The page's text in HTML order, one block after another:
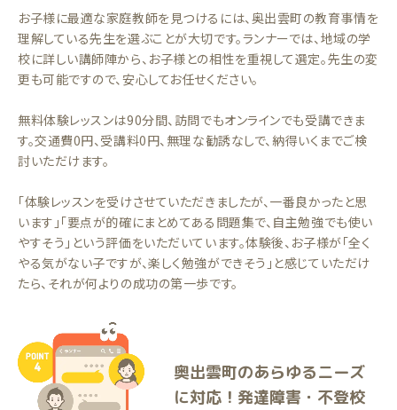
お子様に最適な家庭教師を見つけるには、奥出雲町の教育事情を
理解している先生を選ぶことが大切です。ランナーでは、地域の学
校に詳しい講師陣から、お子様との相性を重視して選定。先生の変
更も可能ですので、安心してお任せください。
無料体験レッスンは90分間、訪問でもオンラインでも受講できま
す。交通費0円、受講料0円、無理な勧誘なしで、納得いくまでご検
討いただけます。
「体験レッスンを受けさせていただきましたが、一番良かったと思
います」「要点が的確にまとめてある問題集で、自主勉強でも使い
やすそう」という評価をいただいています。体験後、お子様が「全く
やる気がない子ですが、楽しく勉強ができそう」と感じていただけ
たら、それが何よりの成功の第一歩です。
奥出雲町のあらゆるニーズ
に対応！発達障害・不登校